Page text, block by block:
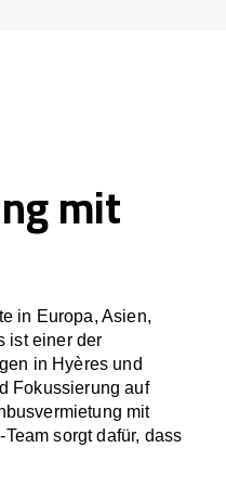
mit
in Europa, Asien,
ist einer der
in Hyères und
Fokussierung auf
mit
sorgt dafür, dass